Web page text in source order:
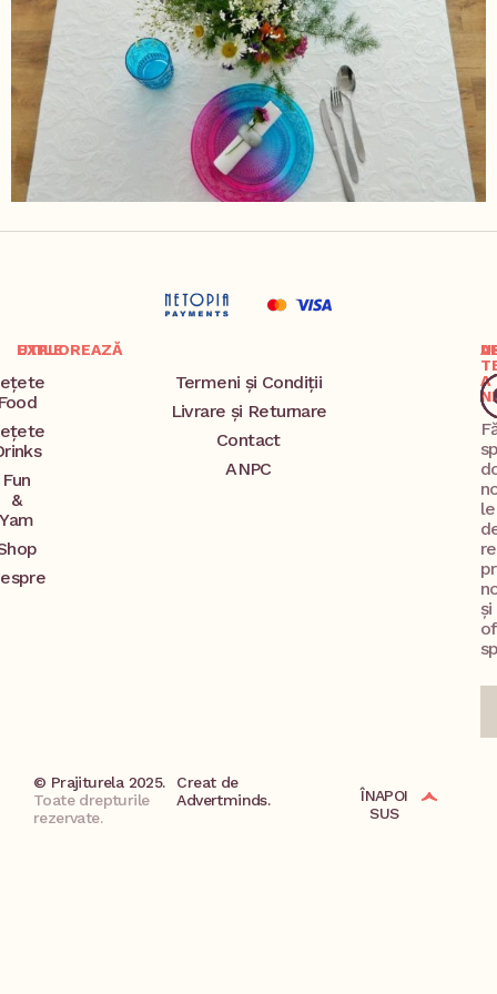
EXPLOREAZĂ
Fun
&
Yam
UTILE
Termeni și Condiții
Livrare și Returnare
Contact
ANPC
A
și
© Prajiturela 2025.
Toate drepturile
rezervate.
Creat de
Advertminds.
ÎNAPOI
SUS